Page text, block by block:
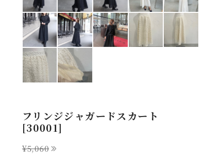
フリンジジャガードスカート
[30001]
¥5,060